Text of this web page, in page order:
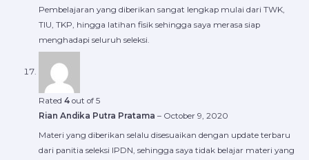
Pembelajaran yang diberikan sangat lengkap mulai dari TWK,
TIU, TKP, hingga latihan fisik sehingga saya merasa siap
menghadapi seluruh seleksi.
Rated 4out of 5
Rian Andika Putra Pratama – October 9, 2020
Materi yang diberikan selalu disesuaikan dengan update terbaru
dari panitia seleksi IPDN, sehingga saya tidak belajar materi yang